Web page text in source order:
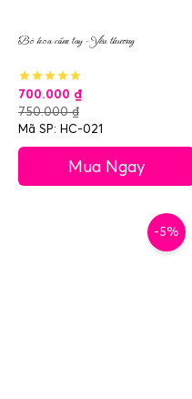
Bó hoa cầm tay – Yêu thương
700.000 ₫
750.000₫
Mã SP: HC-021
Mua Ngay
-5%